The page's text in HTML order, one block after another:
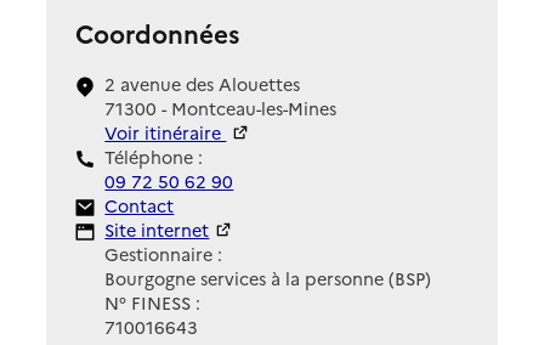
Coordonnées
2 avenue des Alouettes
71300 - Montceau-les-Mines
Voir itinéraire
Téléphone :
09 72 50 62 90
Contact
Contact
Site Internet
Site internet
Gestionnaire :
Bourgogne services à la personne (BSP)
N° FINESS :
710016643